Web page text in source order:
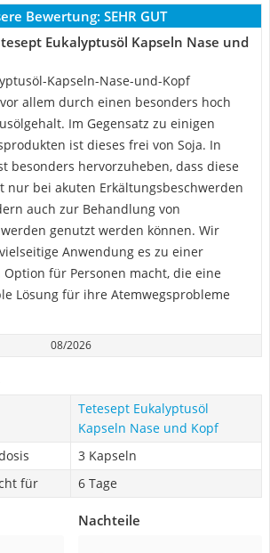
Bewertung: SEHR GUT
Eukalyptusöl Kapseln Nase und
Kapseln-Nase-und-Kopf
allem durch einen besonders hoch
Im Gegensatz zu einigen
ist dieses frei von Soja. In
besonders hervorzuheben, dass diese
nur bei akuten Erkältungsbeschwerden
auch zur Behandlung von
genutzt werden können. Wir
Anwendung es zu einer
für Personen macht, die eine
Lösung für ihre Atemwegsprobleme
08/2026
Tetesept Eukalyptusöl
Kapseln Nase und Kopf
3 Kapseln
für
6 Tage
Nachteile